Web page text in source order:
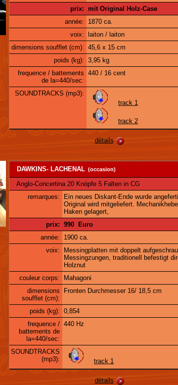
prix: mit Original Holz-Case
année:
1870 ca.
voix:
laiton / laiton
dimensions soufflet (cm): 45,6 x 15 cm
poids (kg): 3,95 kg
frequence / battements
de la=440/sec:
440 / 16 cent
SOUNDTRACKS (mp3):
track 1
track 2
détails
DAWKINS- LACHENAL (occasion)
Anglo-Concertina 20 Knöpfe 5 Falten in CG
remarques:
Ein neues Diskant-Ende wurde
Original wird mitgeliefert.
Haken gelagert,
prix: 990 Euro
année:
1900 ca.
voix:
Messingplatten mit doppelt
Messingzungen, traditionell befestigt
Holznut
couleur corps:
Mahagoni
dimensions
soufflet (cm):
Fronten Durchmesser 16/ 18,5 cm
poids (kg): 0,854
frequence /
battements de
la=440/sec:
440 Hz
SOUNDTRACKS
(mp3):
track 1
détails